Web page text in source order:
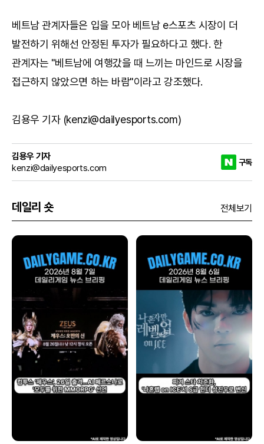
베트남 관계자들은 입을 모아 베트남 e스포츠 시장이 더
발전하기 위해선 안정된 투자가 필요하다고 했다. 한
관계자는 "베트남에 여행갔을 때 느끼는 마인드로 시장을
접근하지 않았으면 하는 바람"이라고 강조했다.
김용우 기자 (kenzi@dailyesports.com)
김용우 기자
kenzi@dailyesports.com
구독
데일리 숏 전체보기